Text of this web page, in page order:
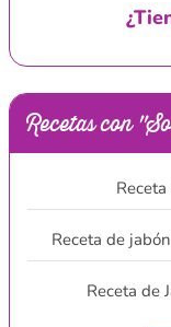
Recetas con
Receta de
Receta de